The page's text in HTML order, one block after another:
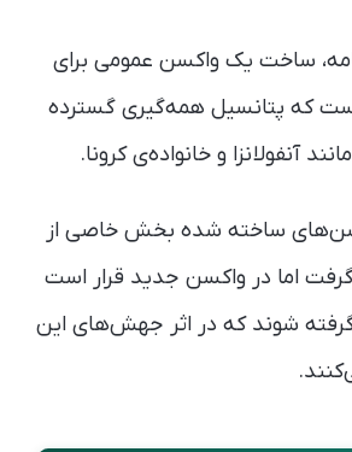
ساخت یک واکسن عمومی برای
که پتانسیل همه‌گیری گسترده
آنفولانزا و خانواده‌ی کرونا.
ساخته‌ شده بخش خاصی از
اما در واکسن جدید قرار است
شوند که در اثر جهش‌های این